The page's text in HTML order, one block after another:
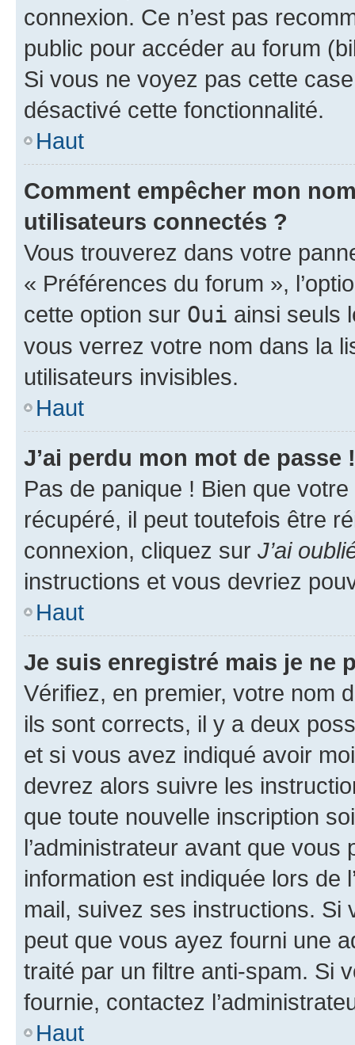
connexion. Ce n’est pas
public pour accéder au forum
Si vous ne voyez pas cette
désactivé cette fonctionnalité.
Haut
Comment empêcher mon
utilisateurs connectés ?
Vous trouverez dans votre
« Préférences du forum »,
cette option sur Oui ainsi seuls
vous verrez votre nom dans la
utilisateurs invisibles.
Haut
J’ai perdu mon mot de passe !
Pas de panique ! Bien que
récupéré, il peut toutefois être
connexion, cliquez sur J’ai
instructions et vous devriez
Haut
Je suis enregistré mais je ne
Vérifiez, en premier, votre nom
ils sont corrects, il y a deux
et si vous avez indiqué avoir
devrez alors suivre les
que toute nouvelle inscription
l’administrateur avant que
information est indiquée lors de
mail, suivez ses instructions. Si
peut que vous ayez fourni une
traité par un filtre anti-spam. Si
fournie, contactez
Haut